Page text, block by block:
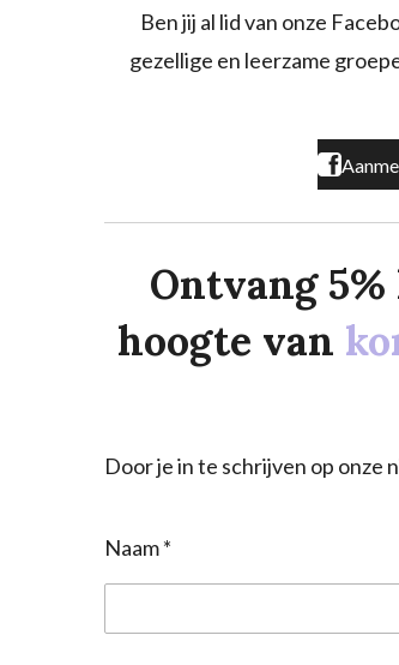
Ben jij al lid van onze
gezellige en leerzame
Ontvang
hoogte van
Door je in te schrijven op onze
Naam *